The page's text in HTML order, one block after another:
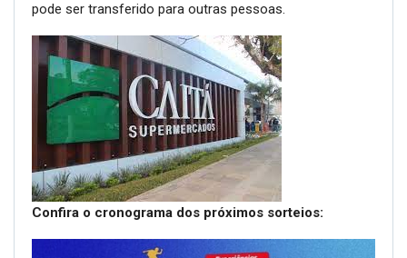
pode ser transferido para outras pessoas.
Confira o cronograma dos próximos sorteios: